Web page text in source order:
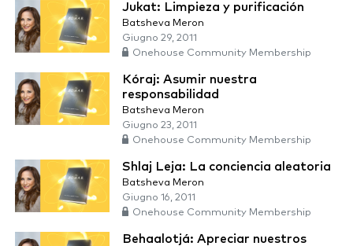
Jukat: Limpieza y purificación
Batsheva Meron
Giugno 29, 2011
Onehouse Community Membership
Kóraj: Asumir nuestra
responsabilidad
Batsheva Meron
Giugno 23, 2011
Onehouse Community Membership
Shlaj Leja: La conciencia aleatoria
Batsheva Meron
Giugno 16, 2011
Onehouse Community Membership
Behaalotjá: Apreciar nuestros